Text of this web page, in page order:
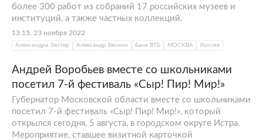
более 300 работ из собраний 17 российских музеев и
институций, а также частных коллекций.
13:15, 23 ноября 2022
Александра Экстер Александр Веснин Банк ВТБ МОСКВА Россия
Андрей Воробьев вместе со школьниками
посетил 7-й фестиваль «Сыр! Пир! Мир!»
Губернатор Московской области вместе со школьниками
посетил 7-й фестиваль «Сыр! Пир! Мир!», который
открылся сегодня, 5 августа, в городском округе Истра.
Мероприятие, ставшее визитной карточкой